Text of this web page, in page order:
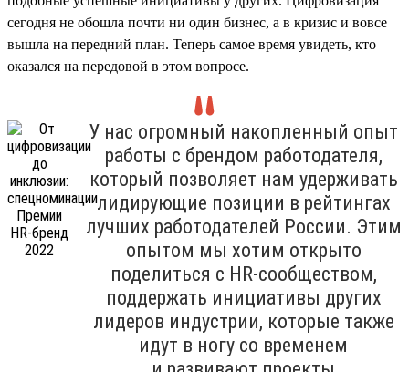
сегодня не обошла почти ни один бизнес, а в кризис и вовсе
вышла на передний план. Теперь самое время увидеть, кто
оказался на передовой в этом вопросе.
У нас огромный накопленный опыт
работы с брендом работодателя,
который позволяет нам удерживать
лидирующие позиции в рейтингах
лучших работодателей России. Этим
опытом мы хотим открыто
поделиться с HR-сообществом,
поддержать инициативы других
лидеров индустрии, которые также
идут в ногу со временем